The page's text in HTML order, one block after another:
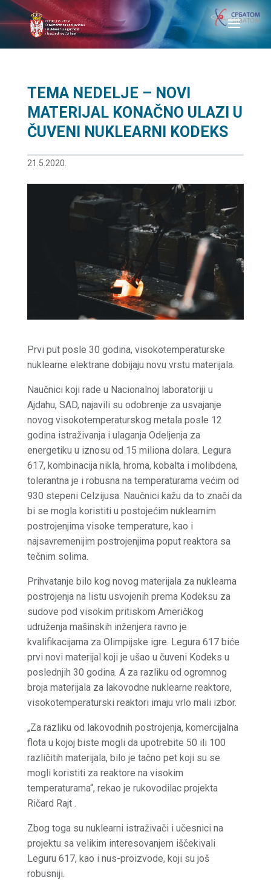
TEMA NEDELJE – NOVI
MATERIJAL KONAČNO ULAZI U
ČUVENI NUKLEARNI KODEKS
21.5.2020.
Prvi put posle 30 godina, visokotemperaturske
nuklearne elektrane dobijaju novu vrstu materijala.
Naučnici koji rade u Nacionalnoj laboratoriji u
Ajdahu, SAD, najavili su odobrenje za usvajanje
novog visokotemperaturskog metala posle 12
godina istraživanja i ulaganja Odeljenja za
energetiku u iznosu od 15 miliona dolara. Legura
617, kombinacija nikla, hroma, kobalta i molibdena,
tolerantna je i robusna na temperaturama većim od
930 stepeni Celzijusa. Naučnici kažu da to znači da
bi se mogla koristiti u postojećim nuklearnim
postrojenjima visoke temperature, kao i
najsavremenijim postrojenjima poput reaktora sa
tečnim solima.
Prihvatanje bilo kog novog materijala za nuklearna
postrojenja na listu usvojenih prema Kodeksu za
sudove pod visokim pritiskom Američkog
udruženja mašinskih inženjera ravno je
kvalifikacijama za Olimpijske igre. Legura 617 biće
prvi novi materijal koji je ušao u čuveni Kodeks u
poslednjih 30 godina. A za razliku od ogromnog
broja materijala za lakovodne nuklearne reaktore,
visokotemperaturski reaktori imaju vrlo mali izbor.
„Za razliku od lakovodnih postrojenja, komercijalna
flota u kojoj biste mogli da upotrebite 50 ili 100
različitih materijala, bilo je tačno pet koji su se
mogli koristiti za reaktore na visokim
temperaturama“, rekao je rukovodilac projekta
Ričard Rajt .
Zbog toga su nuklearni istraživači i učesnici na
projektu sa velikim interesovanjem iščekivali
Leguru 617, kao i nus-proizvode, koji su još
robusniji.